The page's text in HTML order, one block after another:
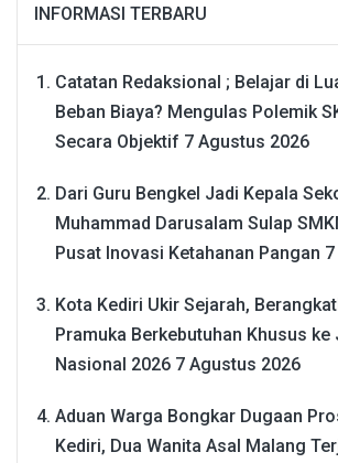
INFORMASI TERBARU
Catatan Redaksional ; Belajar di
Beban Biaya? Mengulas Polemik
Secara Objektif 7 Agustus 2026
Dari Guru Bengkel Jadi Kepala
Muhammad Darusalam Sulap
Pusat Inovasi Ketahanan Pangan
Kota Kediri Ukir Sejarah,
Pramuka Berkebutuhan Khusus ke
Nasional 2026 7 Agustus 2026
Aduan Warga Bongkar Dugaan
Kediri, Dua Wanita Asal Malang